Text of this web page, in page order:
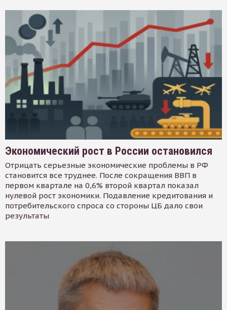
Экономический рост в России остановился
Отрицать серьезные экономические проблемы в РФ
становится все труднее. После сокращения ВВП в
первом квартале на 0,6% второй квартал показал
нулевой рост экономики. Подавление кредитования и
потребительского спроса со стороны ЦБ дало свои
результаты